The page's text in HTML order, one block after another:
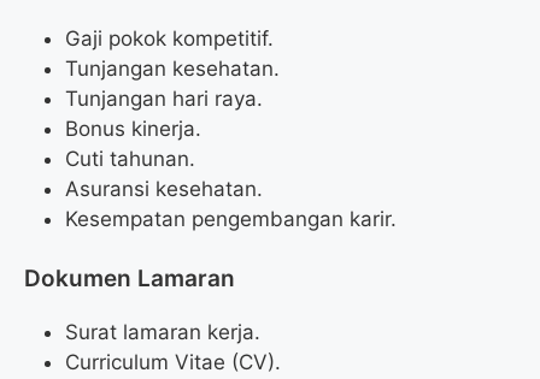
Gaji pokok kompetitif.
Tunjangan kesehatan.
Tunjangan hari raya.
Bonus kinerja.
Cuti tahunan.
Asuransi kesehatan.
Kesempatan pengembangan karir.
Dokumen Lamaran
Surat lamaran kerja.
Curriculum Vitae (CV).